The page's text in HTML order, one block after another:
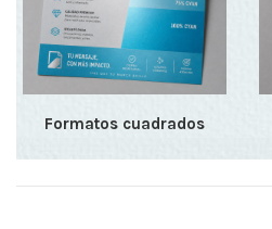
Formatos cuadrados